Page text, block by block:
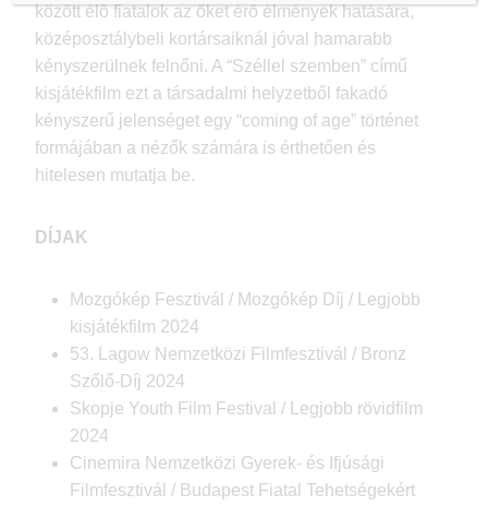
között élő fiatalok az őket érő élmények hatására,
középosztálybeli kortársaiknál jóval hamarabb
kényszerülnek felnőni. A “Széllel szemben” című
kisjátékfilm ezt a társadalmi helyzetből fakadó
kényszerű jelenséget egy “coming of age” történet
formájában a nézők számára is érthetően és
hitelesen mutatja be.
DÍJAK
Mozgókép Fesztivál / Mozgókép Díj / Legjobb
kisjátékfilm 2024
53. Lagow Nemzetközi Filmfesztivál / Bronz
Szőlő-Díj 2024
Skopje Youth Film Festival / Legjobb rövidfilm
2024
Cinemira Nemzetközi Gyerek- és Ifjúsági
Filmfesztivál / Budapest Fiatal Tehetségekért